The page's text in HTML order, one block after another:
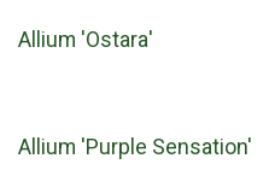
Allium 'Ostara'
Allium 'Purple Sensation'